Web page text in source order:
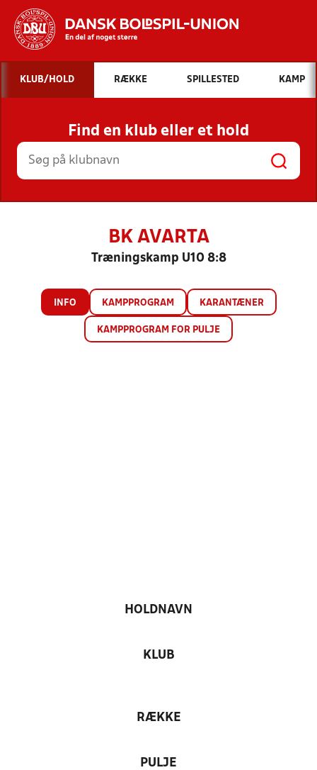
Hvad vil du søge efter?
INDHOLD OG NYHEDER
STILLINGER, RESULTATER, KLUBBER OG
HOLD
KLUB/HOLD RÆKKE SPILLESTED KAMP
Find en klub eller et hold
BK AVARTA
Træningskamp U10 8:8
INFO KAMPPROGRAM KARANTÆNER
KAMPPROGRAM FOR PULJE
HOLDNAVN
KLUB
RÆKKE
PULJE